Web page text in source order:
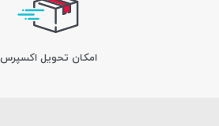
اﻣﮑﺎن ﺗﺤﻮﯾﻞ اﮐﺴﭙﺮس